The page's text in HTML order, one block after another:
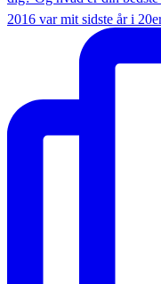
2016 var mit sidste år i